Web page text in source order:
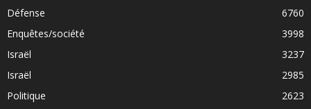
Défense
6760
Enquêtes/société
3998
Israël
3237
Israël
2985
Politique
2623